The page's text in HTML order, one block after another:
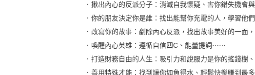
．揪出內心的反派分子：消滅自我懷疑、害你錯失機會
．你的朋友決定你是誰：找出能幫你充電的人，學習他
．改寫你的故事：剷除內心反派，找出故事美好的一面
．喚醒內心英雄：遵循自信四C、能量提詞⋯⋯
．打造財務自由的人生：吸引力和說服力是你的搖錢
．善用特殊才能：找到讓你如魚得水、輕鬆快樂賺到最